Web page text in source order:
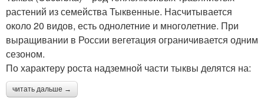
растений из семейства Тыквенные. Насчитывается
около 20 видов, есть однолетние и многолетние. При
выращивании в России вегетация ограничивается одним
сезоном.
По характеру роста надземной части тыквы делятся на:
читать дальше →